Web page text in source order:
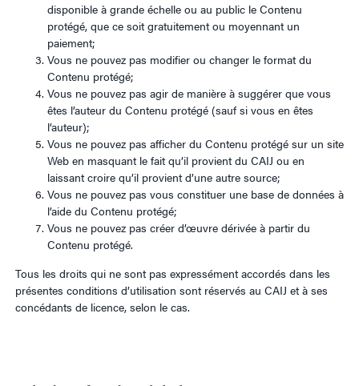
disponible à grande échelle ou au public le Contenu
protégé, que ce soit gratuitement ou moyennant un
paiement;
Vous ne pouvez pas modifier ou changer le format du
Contenu protégé;
Vous ne pouvez pas agir de manière à suggérer que vous
êtes l’auteur du Contenu protégé (sauf si vous en êtes
l’auteur);
Vous ne pouvez pas afficher du Contenu protégé sur un site
Web en masquant le fait qu’il provient du CAIJ ou en
laissant croire qu’il provient d’une autre source;
Vous ne pouvez pas vous constituer une base de données à
l’aide du Contenu protégé;
Vous ne pouvez pas créer d’œuvre dérivée à partir du
Contenu protégé.
Tous les droits qui ne sont pas expressément accordés dans les
présentes conditions d’utilisation sont réservés au CAIJ et à ses
concédants de licence, selon le cas.